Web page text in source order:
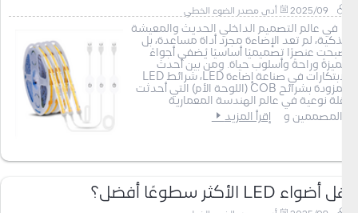
2025/09 أدى مصدر الضوء الخطي
في عالم التصميم الداخلي الحديث والمعيشة
الذكية، لم تعد الإضاءة مجرد أداة مساعدة، بل
أصبحت عنصرًا تصميميًا أساسيًا يُضفي أجواءً
مميزةً وراحةً وأسلوب حياة. ومن بين أحدث
الابتكارات في صناعة إضاءة LED، شرائط LED
المزودة بشرائح COB (اللوحة الأم) التي أحدثت
نقلة نوعية في عالم الهندسة المعمارية
والمصممين و
إقرأ المزيد
هل أضواء LED الأكثر سطوعًا أفضل؟